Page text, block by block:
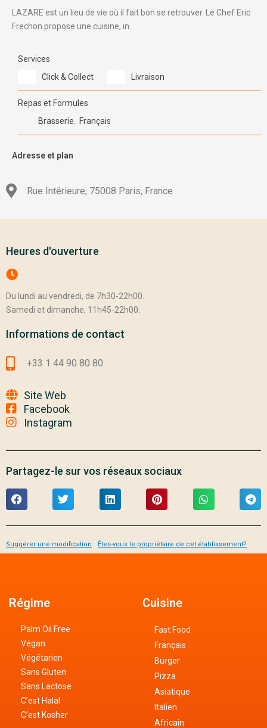
LAZARE est un lieu de vie où il fait bon se retrouver. Le Chef Eric
Frechon propose une cuisine, in.
Services
Click & Collect
Livraison
Repas et Formules
Brasserie, Français
Adresse et plan
Rue Intérieure, 75008 Paris, France
Heures d'ouverture
Du lundi au vendredi, de 7h30-22h00.
Samedi et dimanche, 11h45-22h00.
Informations de contact
+33 1 44 90 80 80
Site Web
Facebook
Instagram
Partagez-le sur vos réseaux sociaux
Suggérer une modification Êtes-vous le propriétaire de cet établissement?
Cuisine
Fast Food
Français
Burger
Pizza
Asiatique
Italien
Africain
Régime
Palm Oil Free
Végan
Végétarien
Sans Gluten
Sans Lactose
C’est Halal
C’est Kosher